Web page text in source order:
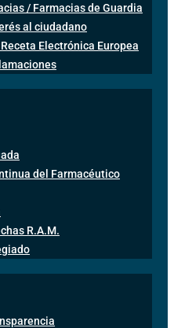
/ Farmacias de Guardia
al ciudadano
Electrónica Europea
del Farmacéutico
R.A.M.